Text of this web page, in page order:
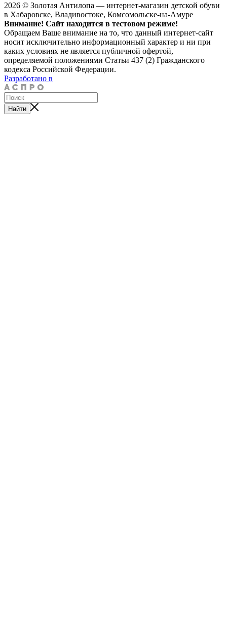
2026 © Золотая Антилопа — интернет-магазин детской обуви
в Хабаровске, Владивостоке, Комсомольске-на-Амуре
Внимание! Сайт находится в тестовом режиме!
Обращаем Ваше внимание на то, что данный интернет-сайт
носит исключительно информационный характер и ни при
каких условиях не является публичной офертой,
определяемой положениями Статьи 437 (2) Гражданского
кодекса Российской Федерации.
Разработано в
Найти